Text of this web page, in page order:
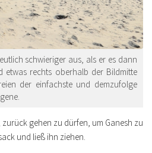
schwieriger aus, als er es dann
etwas rechts oberhalb der Bildmitte
der einfachste und demzufolge
gehen zu dürfen, um Ganesh zu
und ließ ihn ziehen.